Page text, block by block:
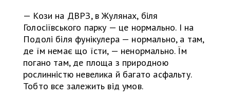
— Кози на ДВРЗ, в Жулянах, біля
Голосіївського парку — це нормально. І на
Подолі біля фунікулера — нормально, а там,
де їм немає що їсти, — ненормально. Їм
погано там, де площа з природною
рослинністю невелика й багато асфальту.
Тобто все залежить від умов.